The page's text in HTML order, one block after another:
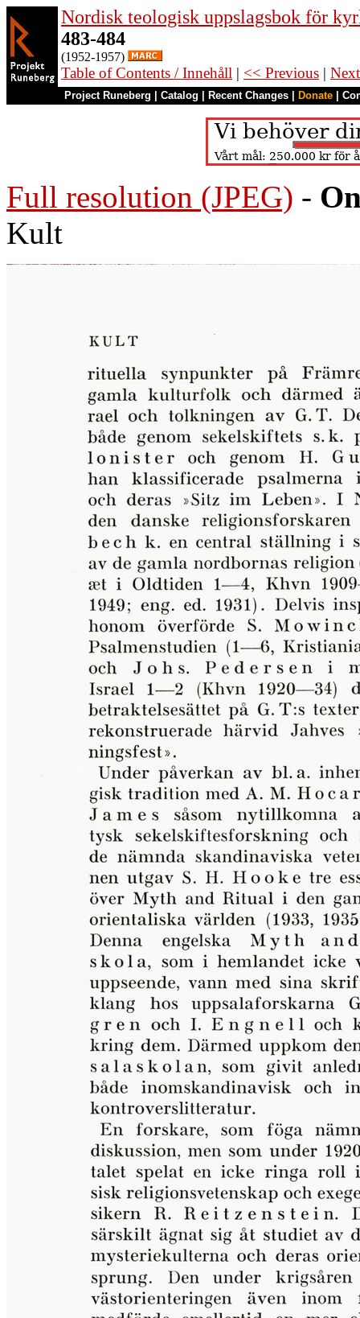
Nordisk teologisk uppslagsbok för
483-484
(1952-1957)
Table of Contents / Innehåll | << Previous |
Project Runeberg Catalog Recent Changes Donate
Full resolution (JPEG) -
Kult